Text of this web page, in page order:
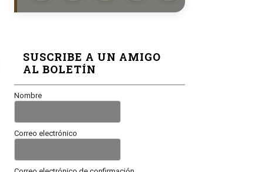
SUSCRIBE A UN AMIGO
AL BOLETÍN
Nombre
Correo electrónico